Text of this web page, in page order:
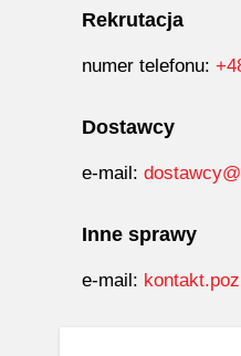
Rekrutacja
numer telefonu:
Dostawcy
e-mail:
Inne sprawy
e-mail: